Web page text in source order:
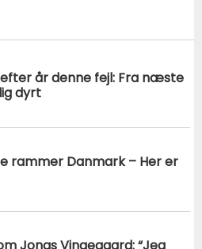
år denne fejl: Fra næste
dyrt
rammer Danmark – Her er